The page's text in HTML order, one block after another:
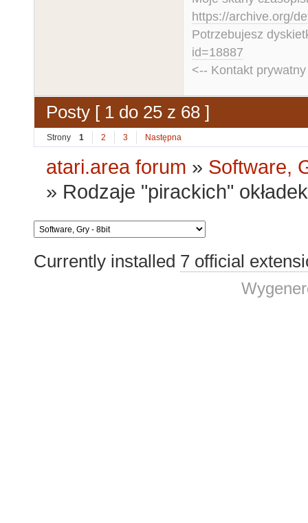
https://archive.org/
Potrzebujesz
id=18887
<-- Kontakt
Posty [ 1 do 25 z 68 ]
Strony 1 2 3 Następna
atari.area forum » Software,
» Rodzaje "pirackich"
Currently installed 7 official